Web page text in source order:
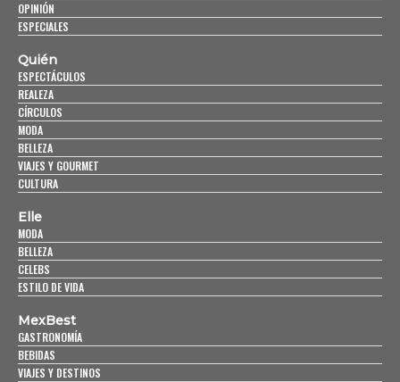
OPINIÓN
ESPECIALES
Quién
ESPECTÁCULOS
REALEZA
CÍRCULOS
MODA
BELLEZA
VIAJES Y GOURMET
CULTURA
Elle
MODA
BELLEZA
CELEBS
ESTILO DE VIDA
MexBest
GASTRONOMÍA
BEBIDAS
VIAJES Y DESTINOS